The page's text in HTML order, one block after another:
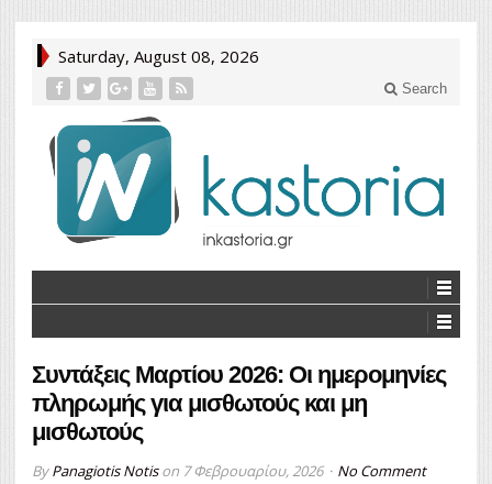
Saturday, August 08, 2026
Search
Συντάξεις Μαρτίου 2026: Οι ημερομηνίες
πληρωμής για μισθωτούς και μη
μισθωτούς
ByPanagiotis Notison 7 Φεβρουαρίου, 2026 No Comment